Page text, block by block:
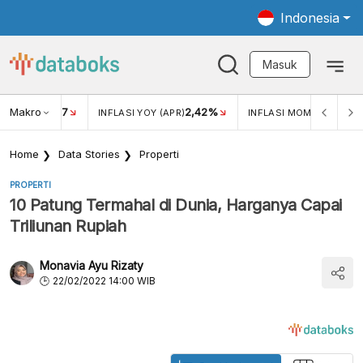
Indonesia
Masuk
Makro
USD/IDR 17 INFLASI YOY (APR)2,42% INFLASI MOM (MAR)
Home Data Stories Properti
PROPERTI
10 Patung Termahal di Dunia, Harganya Capai
Triliunan Rupiah
Monavia Ayu Rizaty
22/02/2022 14:00 WIB